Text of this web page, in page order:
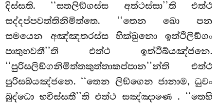
දිස්සති. ‘‘සතලිඞ්ගස්ස අත්ථස්සා’’ති එත්ථ
සද්දප්පවත්තිනිමිත්තෙ. ‘‘තෙන ඛො පන
සමයෙන අඤ්ඤතරස්ස භික්ඛුනො ඉත්ථිලිඞ්ගං
පාතුභවතී’’ති එත්ථ ඉත්ථිබ්යඤ්ජනෙ.
‘‘පුරිසලිඞ්ගනිමිත්තකුත්තාකප්පාන’’න්ති එත්ථ
පුරිසබ්යඤ්ජනෙ. ‘‘තෙන ලිඞ්ගෙන ජානාම, ධුවං
බුද්ධො භවිස්සතී’’ති එත්ථ සඤ්ඤාණෙ . ‘‘තෙහි